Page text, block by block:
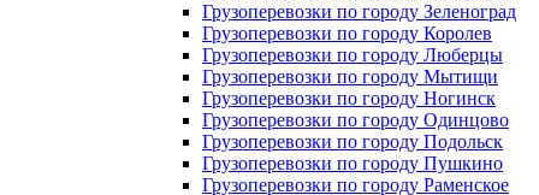
Грузоперевозки по городу Зеленоград
Грузоперевозки по городу Королев
Грузоперевозки по городу Люберцы
Грузоперевозки по городу Мытищи
Грузоперевозки по городу Ногинск
Грузоперевозки по городу Одинцово
Грузоперевозки по городу Подольск
Грузоперевозки по городу Пушкино
Грузоперевозки по городу Раменское